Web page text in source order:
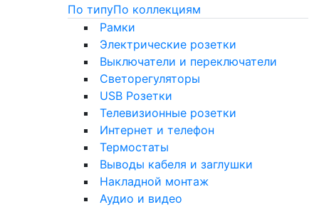
По типуПо коллекциям
Рамки
Электрические розетки
Выключатели и переключатели
Светорегуляторы
USB Розетки
Телевизионные розетки
Интернет и телефон
Термостаты
Выводы кабеля и заглушки
Накладной монтаж
Аудио и видео